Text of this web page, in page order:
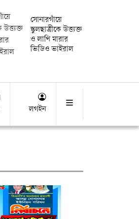
সোনারগাঁয়ে
স্কুলছাত্রীকে উত্ত্যক্ত
ও লাথি মারার
ভিডিও ভাইরাল
লগইন